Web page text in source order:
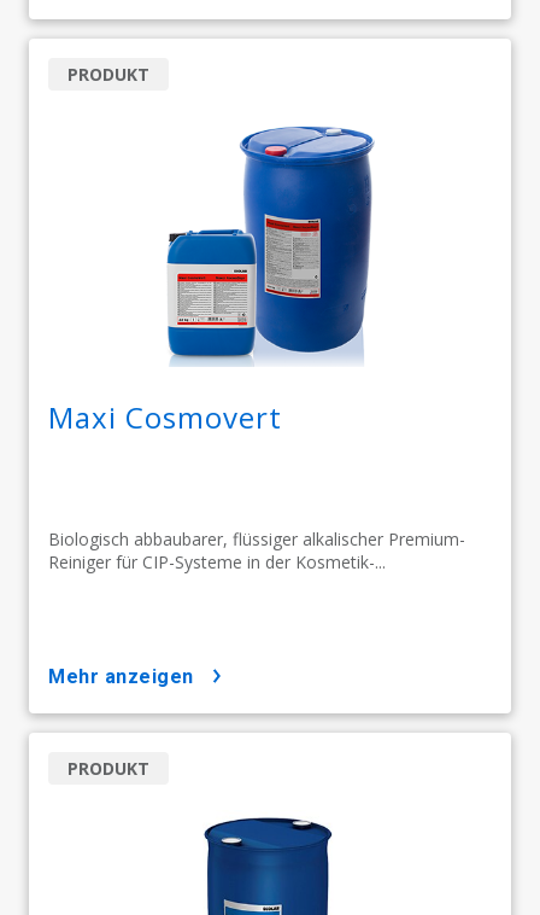
Maxi Cosmovert
Biologisch abbaubarer, flüssiger alkalischer Premium-
Reiniger für CIP-Systeme in der Kosmetik-...
PRODUKT
mehr anzeigen
PRODUKT